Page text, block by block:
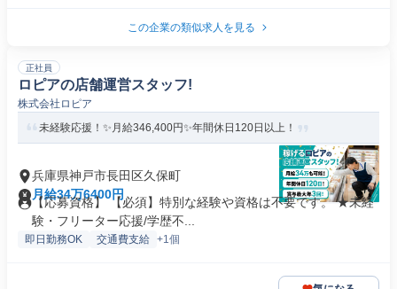
この企業の類似求人を見る
正社員
ロピアの店舗運営スタッフ!
株式会社ロピア
未経験応援！✨月給346,400円✨年間休日120日以上！
兵庫県神戸市長田区久保町
月給34万6400円
【応募資格】 【必須】特別な経験や資格は不要です。 ★未経
験・フリーター応援/学歴不...
即日勤務OK 交通費支給 +1個